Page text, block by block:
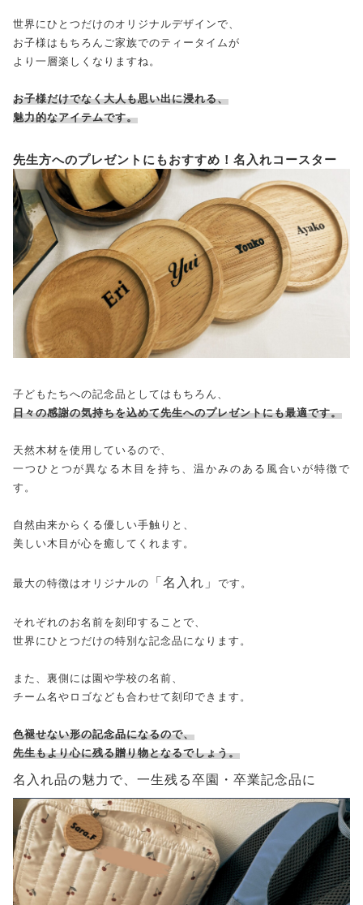
世界にひとつだけのオリジナルデザインで、
お子様はもちろんご家族でのティータイムが
より一層楽しくなりますね。
お子様だけでなく大人も思い出に浸れる、
魅力的なアイテムです。
先生方へのプレゼントにもおすすめ！名入れコースター
子どもたちへの記念品としてはもちろん、
日々の感謝の気持ちを込めて先生へのプレゼントにも最適です。
天然木材を使用しているので、
一つひとつが異なる木目を持ち、温かみのある風合いが特徴で
す。
自然由来からくる優しい手触りと、
美しい木目が心を癒してくれます。
最大の特徴はオリジナルの 「名入れ」 です。
それぞれのお名前を刻印することで、
世界にひとつだけの特別な記念品になります。
また、裏側には園や学校の名前、
チーム名やロゴなども合わせて刻印できます。
色褪せない形の記念品になるので、
先生もより心に残る贈り物となるでしょう。
名入れ品の魅力で、一生残る卒園・卒業記念品に